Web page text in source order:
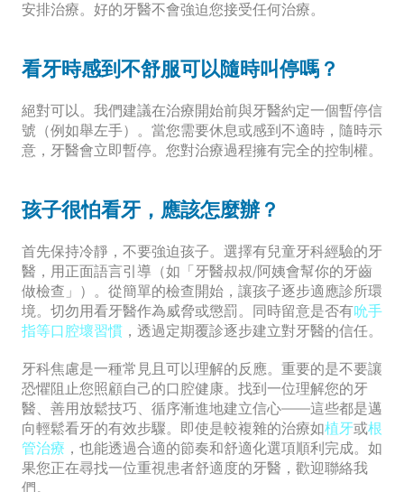
安排治療。好的牙醫不會強迫您接受任何治療。
看牙時感到不舒服可以隨時叫停嗎？
絕對可以。我們建議在治療開始前與牙醫約定一個暫停信
號（例如舉左手）。當您需要休息或感到不適時，隨時示
意，牙醫會立即暫停。您對治療過程擁有完全的控制權。
孩子很怕看牙，應該怎麼辦？
首先保持冷靜，不要強迫孩子。選擇有兒童牙科經驗的牙
醫，用正面語言引導（如「牙醫叔叔/阿姨會幫你的牙齒
做檢查」）。從簡單的檢查開始，讓孩子逐步適應診所環
境。切勿用看牙醫作為威脅或懲罰。同時留意是否有吮手
指等口腔壞習慣 ，透過定期覆診逐步建立對牙醫的信任。
牙科焦慮是一種常見且可以理解的反應。重要的是不要讓
恐懼阻止您照顧自己的口腔健康。找到一位理解您的牙
醫、善用放鬆技巧、循序漸進地建立信心——這些都是邁
向輕鬆看牙的有效步驟。即使是較複雜的治療如植牙或根
管治療 ，也能透過合適的節奏和舒適化選項順利完成。如
果您正在尋找一位重視患者舒適度的牙醫，歡迎聯絡我
們。